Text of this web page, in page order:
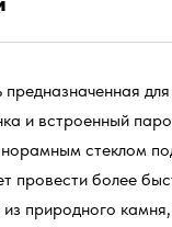
и встроенный
стеклом
провести более
природного